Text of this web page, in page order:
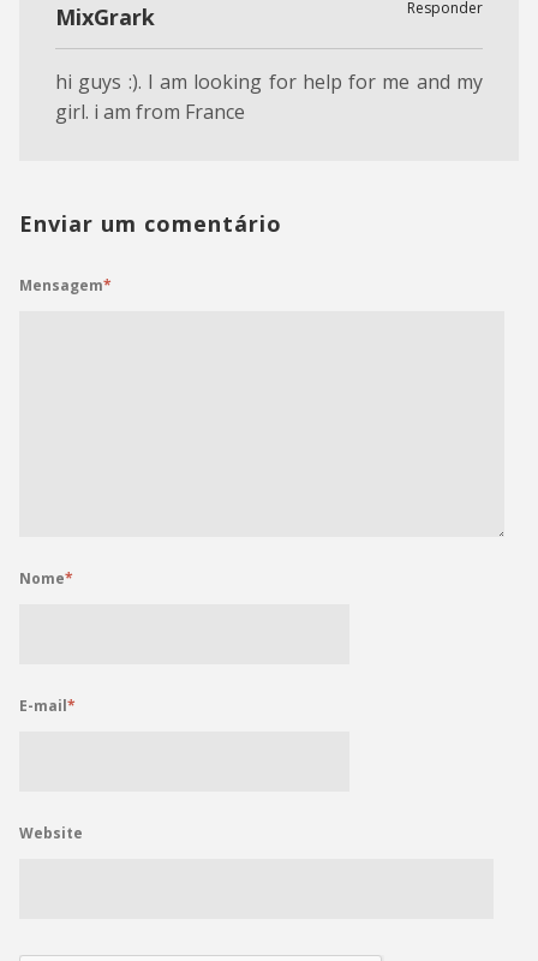
Responder
MixGrark
hi guys :). I am looking for help for me and my
girl. i am from France
Enviar um comentário
Mensagem*
Nome*
E-mail*
Website